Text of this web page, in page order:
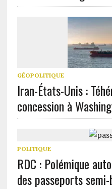
GÉOPOLITIQUE
Iran-États-Unis :
concession à
POLITIQUE
RDC : Polémique
des passeports